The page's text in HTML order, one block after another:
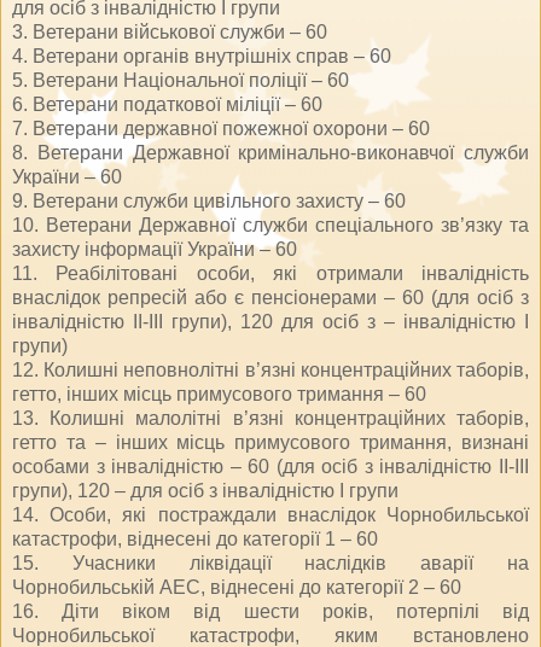
для осіб з інвалідністю І групи
3. Ветерани військової служби – 60
4. Ветерани органів внутрішніх справ – 60
5. Ветерани Національної поліції – 60
6. Ветерани податкової міліції – 60
7. Ветерани державної пожежної охорони – 60
8. Ветерани Державної кримінально-виконавчої служби
України – 60
9. Ветерани служби цивільного захисту – 60
10. Ветерани Державної служби спеціального зв’язку та
захисту інформації України – 60
11. Реабілітовані особи, які отримали інвалідність
внаслідок репресій або є пенсіонерами – 60 (для осіб з
інвалідністю ІІ-ІІІ групи), 120 для осіб з – інвалідністю І
групи)
12. Колишні неповнолітні в’язні концентраційних таборів,
гетто, інших місць примусового тримання – 60
13. Колишні малолітні в’язні концентраційних таборів,
гетто та – інших місць примусового тримання, визнані
особами з інвалідністю – 60 (для осіб з інвалідністю ІІ-ІІІ
групи), 120 – для осіб з інвалідністю І групи
14. Особи, які постраждали внаслідок Чорнобильської
катастрофи, віднесені до категорії 1 – 60
15. Учасники ліквідації наслідків аварії на
Чорнобильській АЕС, віднесені до категорії 2 – 60
16. Діти віком від шести років, потерпілі від
Чорнобильської катастрофи, яким встановлено